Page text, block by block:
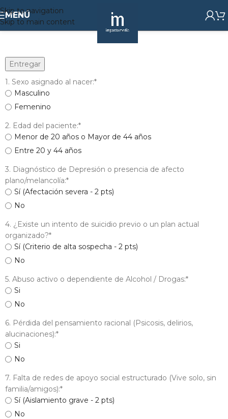
Skip to navigation
Skip to main content
MENÚ
Entregar
1. Sexo asignado al nacer:*
Masculino
Femenino
2. Edad del paciente:*
Menor de 20 años o Mayor de 44 años
Entre 20 y 44 años
3. Diagnóstico de Depresión o presencia de afecto
plano/melancolía:*
Sí (Afectación severa - 2 pts)
No
4. ¿Existe un intento de suicidio previo o un plan actual
organizado?*
Sí (Criterio de alta sospecha - 2 pts)
No
5. Abuso activo o dependiente de Alcohol / Drogas:*
Si
No
6. Pérdida del pensamiento racional (Psicosis, delirios,
alucinaciones):*
Si
No
7. Falta de redes de apoyo social estructurado (Vive solo, sin
familia/amigos):*
Sí (Aislamiento grave - 2 pts)
No